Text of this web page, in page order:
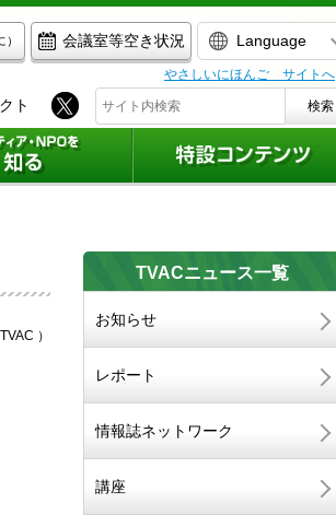
会議室等空き状況 Language
やさしいにほんご サイトへ
ト 検索
）
TVACニュース一覧
お知らせ
レポート
情報誌ネットワーク
講座